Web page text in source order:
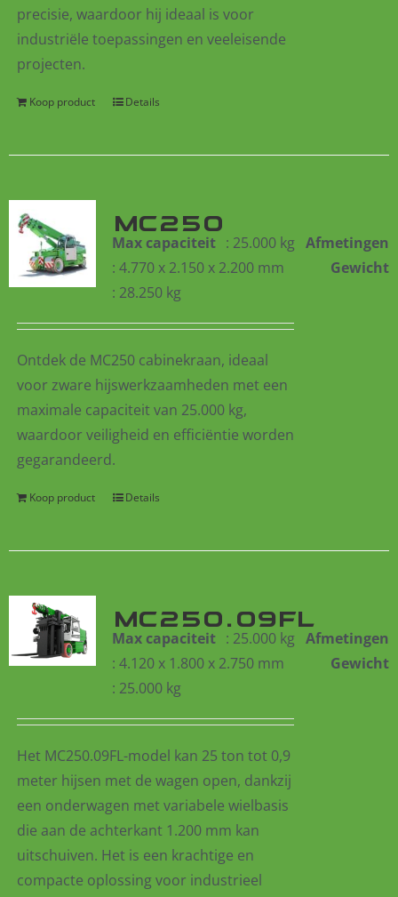
precisie, waardoor hij ideaal is voor
industriële toepassingen en veeleisende
projecten.
Koop product Details
MC250
Max capaciteit : 25.000 kg Afmetingen
: 4.770 x 2.150 x 2.200 mm
Gewicht
: 28.250 kg
Ontdek de MC250 cabinekraan, ideaal
voor zware hijswerkzaamheden met een
maximale capaciteit van 25.000 kg,
waardoor veiligheid en efficiëntie worden
gegarandeerd.
Koop product Details
MC250.09FL
Max capaciteit : 25.000 kg Afmetingen
: 4.120 x 1.800 x 2.750 mm
Gewicht
: 25.000 kg
Het MC250.09FL-model kan 25 ton tot 0,9
meter hijsen met de wagen open, dankzij
een onderwagen met variabele wielbasis
die aan de achterkant 1.200 mm kan
uitschuiven. Het is een krachtige en
compacte oplossing voor industrieel